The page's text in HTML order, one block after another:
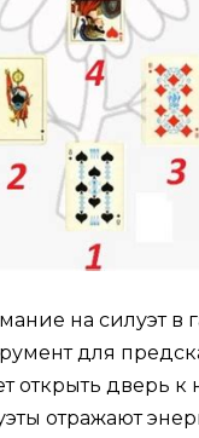
на силуэт в
для
открыть дверь к
отражают